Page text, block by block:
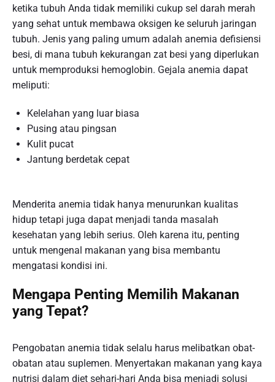
ketika tubuh Anda tidak memiliki cukup sel darah merah
yang sehat untuk membawa oksigen ke seluruh jaringan
tubuh. Jenis yang paling umum adalah anemia defisiensi
besi, di mana tubuh kekurangan zat besi yang diperlukan
untuk memproduksi hemoglobin. Gejala anemia dapat
meliputi:
Kelelahan yang luar biasa
Pusing atau pingsan
Kulit pucat
Jantung berdetak cepat
Menderita anemia tidak hanya menurunkan kualitas
hidup tetapi juga dapat menjadi tanda masalah
kesehatan yang lebih serius. Oleh karena itu, penting
untuk mengenal makanan yang bisa membantu
mengatasi kondisi ini.
Mengapa Penting Memilih Makanan
yang Tepat?
Pengobatan anemia tidak selalu harus melibatkan obat-
obatan atau suplemen. Menyertakan makanan yang kaya
nutrisi dalam diet sehari-hari Anda bisa menjadi solusi